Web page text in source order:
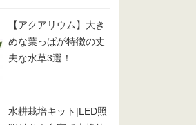
【アクアリウム】大き
めな葉っぱが特徴の丈
夫な水草3選！
水耕栽培キット|LED照